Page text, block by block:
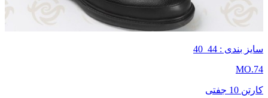
سایز بندی : 44_40
MO.74
کارتن 10 جفتی